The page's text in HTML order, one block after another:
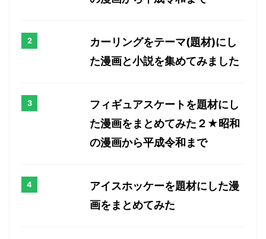
カーリングをテーマ(題材)にし
た漫画と小説を集めてみました
フィギュアスケートを題材にし
た漫画をまとめてみた２★昭和
の漫画から平成令和まで
アイスホッケーを題材にした漫
画をまとめてみた